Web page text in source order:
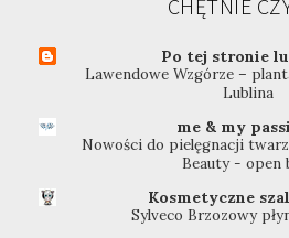
CHĘTNIE
Po tej stronie
Lawendowe Wzgórze –
Lublina
me & my
Nowości do pielęgnacji
Beauty - open
Kosmetyczne
Sylveco Brzozowy